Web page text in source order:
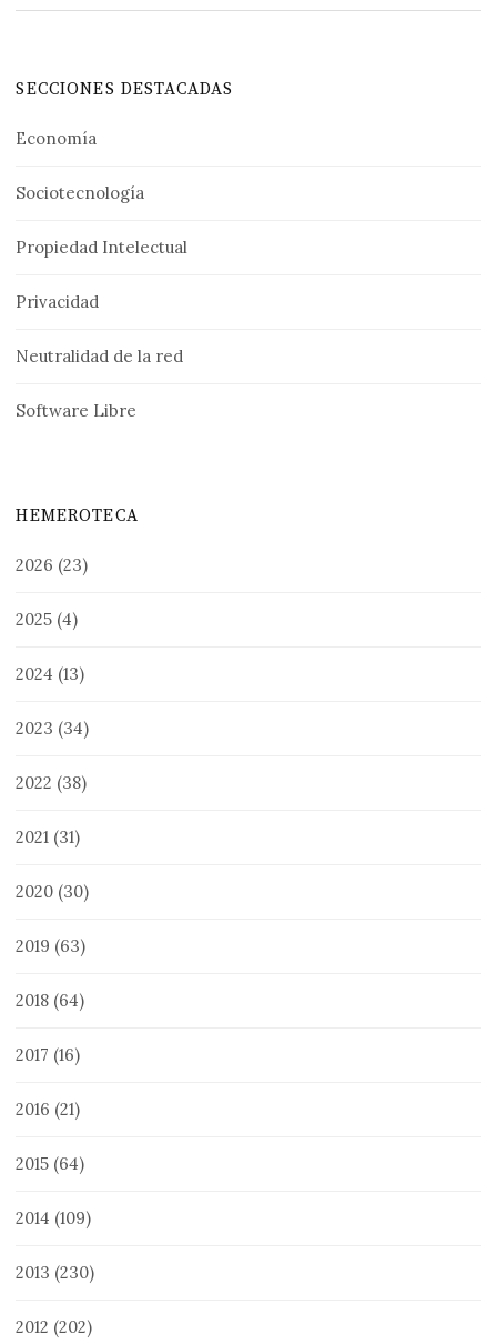
SECCIONES DESTACADAS
Economía
Sociotecnología
Propiedad Intelectual
Privacidad
Neutralidad de la red
Software Libre
HEMEROTECA
2026 (23)
2025 (4)
2024 (13)
2023 (34)
2022 (38)
2021 (31)
2020 (30)
2019 (63)
2018 (64)
2017 (16)
2016 (21)
2015 (64)
2014 (109)
2013 (230)
2012 (202)